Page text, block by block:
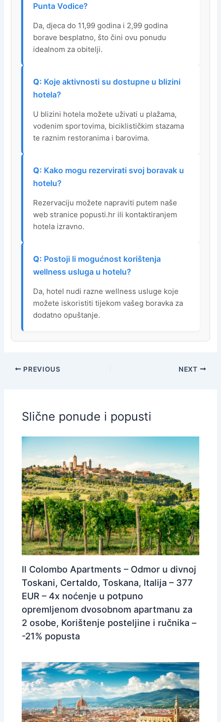
Punta Vodice?
Da, djeca do 11,99 godina i 2,99 godina
borave besplatno, što čini ovu ponudu
idealnom za obitelji.
Koje aktivnosti su dostupne u blizini
hotela?
U blizini hotela možete uživati u plažama,
vodenim sportovima, biciklističkim stazama
te raznim restoranima i barovima.
Kako mogu rezervirati svoj boravak u
hotelu?
Rezervaciju možete napraviti putem naše
web stranice popusti.hr ili kontaktiranjem
hotela izravno.
Postoji li mogućnost korištenja
wellness usluga u hotelu?
Da, hotel nudi razne wellness usluge koje
možete iskoristiti tijekom vašeg boravka za
dodatno opuštanje.
PREVIOUS NEXT
Slične ponude i popusti
Il Colombo Apartments – Odmor u divnoj
Toskani, Certaldo, Toskana, Italija – 377
EUR – 4x noćenje u potpuno
opremljenom dvosobnom apartmanu za
2 osobe, Korištenje posteljine i ručnika –
-21% popusta